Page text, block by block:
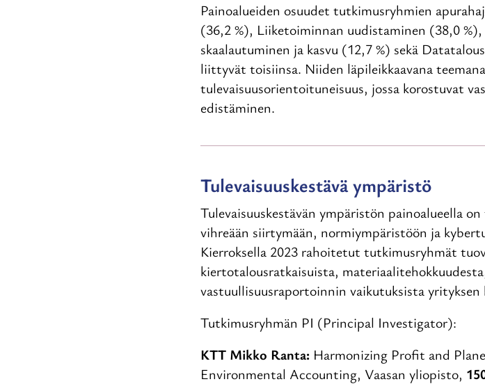
Painoalueiden osuudet tutkimusryhmien
(36,2 %), Liiketoiminnan uudistaminen (38,0
skaalautuminen ja kasvu (12,7 %) sekä
liittyvät toisiinsa. Niiden läpileikkaavana
tulevaisuusorientoituneisuus, jossa korostuvat
edistäminen.
Tulevaisuuskestävä ympäristö
Tulevaisuuskestävän ympäristön painoalueella
vihreään siirtymään, normiympäristöön ja
Kierroksella 2023 rahoitetut tutkimusryhmät
kiertotalousratkaisuista,
vastuullisuusraportoinnin vaikutuksista
Tutkimusryhmän PI (Principal Investigator):
KTT Mikko Ranta: Harmonizing Profit and
Environmental Accounting, Vaasan yliopisto,